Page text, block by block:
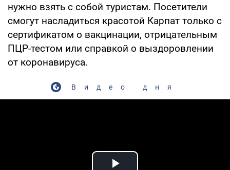
нужно взять с собой туристам. Посетители
смогут насладиться красотой Карпат только с
сертификатом о вакцинации, отрицательным
ПЦР-тестом или справкой о выздоровлении
от коронавируса.
Видео дня